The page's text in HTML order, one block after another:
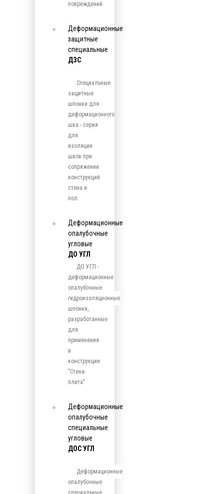
повреждений.
Деформационные
защитные
специальные
ДЗС
Специальные
защитные
шпонки для
деформационного
шва - серия
для
изоляции
швов при
сопряжении
конструкций
стена и
пол.
Деформационные
опалубочные
угловые
ДО УГЛ
ДО УГЛ -
деформационные
опалубочные
гидроизоляционные
шпонки,
разработанные
для
применения
в
конструкции
"Стена-
плита"
Деформационные
опалубочные
специальные
угловые
ДОС УГЛ
Деформационные
опалубочные